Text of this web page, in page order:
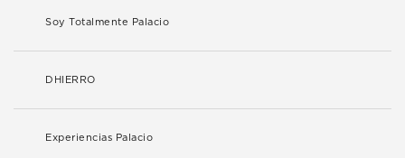
Soy Totalmente Palacio
DHIERRO
Experiencias Palacio